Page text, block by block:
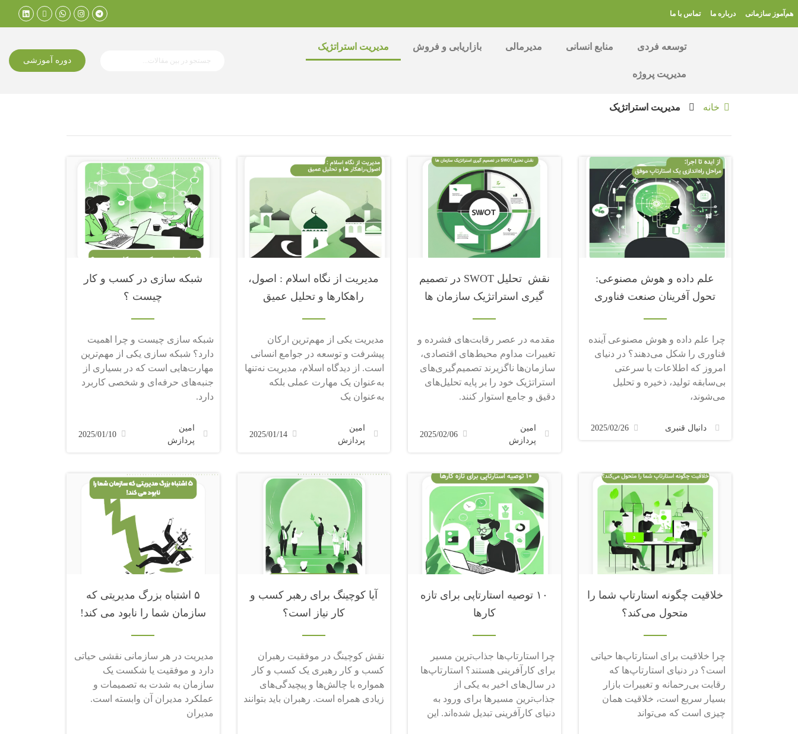
هم‌آموز سازمانی درباره ما تماس با ما
توسعه فردی منابع انسانی مدیرمالی بازاریابی و فروش مدیریت استراتژیک
مدیریت پروژه
دوره آموزشی
خانه مدیریت استراتژیک
علم داده و هوش مصنوعی:
تحول آفرینان صنعت فناوری
چرا علم داده و هوش مصنوعی آینده
فناوری را شکل می‌دهند؟ در دنیای
امروز که اطلاعات با سرعتی
بی‌سابقه تولید، ذخیره و تحلیل
می‌شوند،
دانیال قنبری 2025/02/26
نقش تحلیل SWOT در تصمیم
گیری استراتژیک سازمان ها
مقدمه در عصر رقابت‌های فشرده و
تغییرات مداوم محیط‌های اقتصادی،
سازمان‌ها ناگزیرند تصمیم‌گیری‌های
استراتژیک خود را بر پایه تحلیل‌های
دقیق و جامع استوار کنند.
امین
پردازش
2025/02/06
مدیریت از نگاه اسلام : اصول،
راهکارها و تحلیل عمیق
مدیریت یکی از مهم‌ترین ارکان
پیشرفت و توسعه در جوامع انسانی
است. از دیدگاه اسلام، مدیریت نه‌تنها
به‌عنوان یک مهارت عملی بلکه
به‌عنوان یک
امین
پردازش
2025/01/14
شبکه سازی در کسب و کار
چیست ؟
شبکه سازی چیست و چرا اهمیت
دارد؟ شبکه سازی یکی از مهم‌ترین
مهارت‌هایی است که در بسیاری از
جنبه‌های حرفه‌ای و شخصی کاربرد
دارد.
امین
پردازش
2025/01/10
خلاقیت چگونه استارتاپ شما را
متحول می‌کند؟
چرا خلاقیت برای استارتاپ‌ها حیاتی
است؟ در دنیای استارتاپ‌ها که
رقابت بی‌رحمانه و تغییرات بازار
بسیار سریع است، خلاقیت همان
چیزی است که می‌تواند
۱۰ توصیه استارتاپی برای تازه
کارها
چرا استارتاپ‌ها جذاب‌ترین مسیر
برای کارآفرینی هستند؟ استارتاپ‌ها
در سال‌های اخیر به یکی از
جذاب‌ترین مسیرها برای ورود به
دنیای کارآفرینی تبدیل شده‌اند. این
آیا کوچینگ برای رهبر کسب و
کار نیاز است؟
نقش کوچینگ در موفقیت رهبران
کسب و کار رهبری یک کسب و کار
همواره با چالش‌ها و پیچیدگی‌های
زیادی همراه است. رهبران باید بتوانند
۵ اشتباه بزرگ مدیریتی که
سازمان شما را نابود می کند!
مدیریت در هر سازمانی نقشی حیاتی
دارد و موفقیت یا شکست یک
سازمان به شدت به تصمیمات و
عملکرد مدیران آن وابسته است.
مدیران